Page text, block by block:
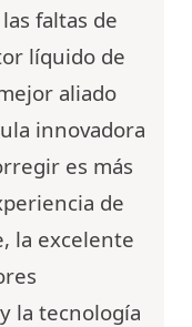
faltas de
líquido de
aliado
innovadora
es más
de
la excelente
la tecnología